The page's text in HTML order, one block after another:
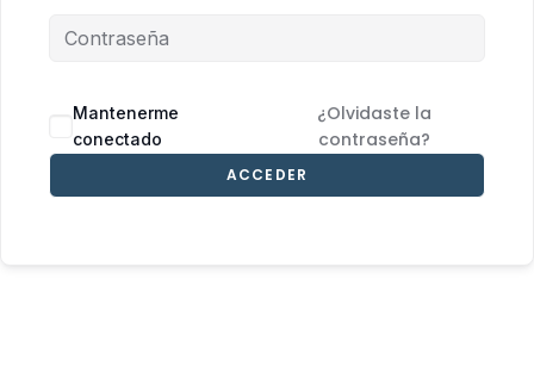
Mantenerme
conectado
¿Olvidaste la
contraseña?
ACCEDER